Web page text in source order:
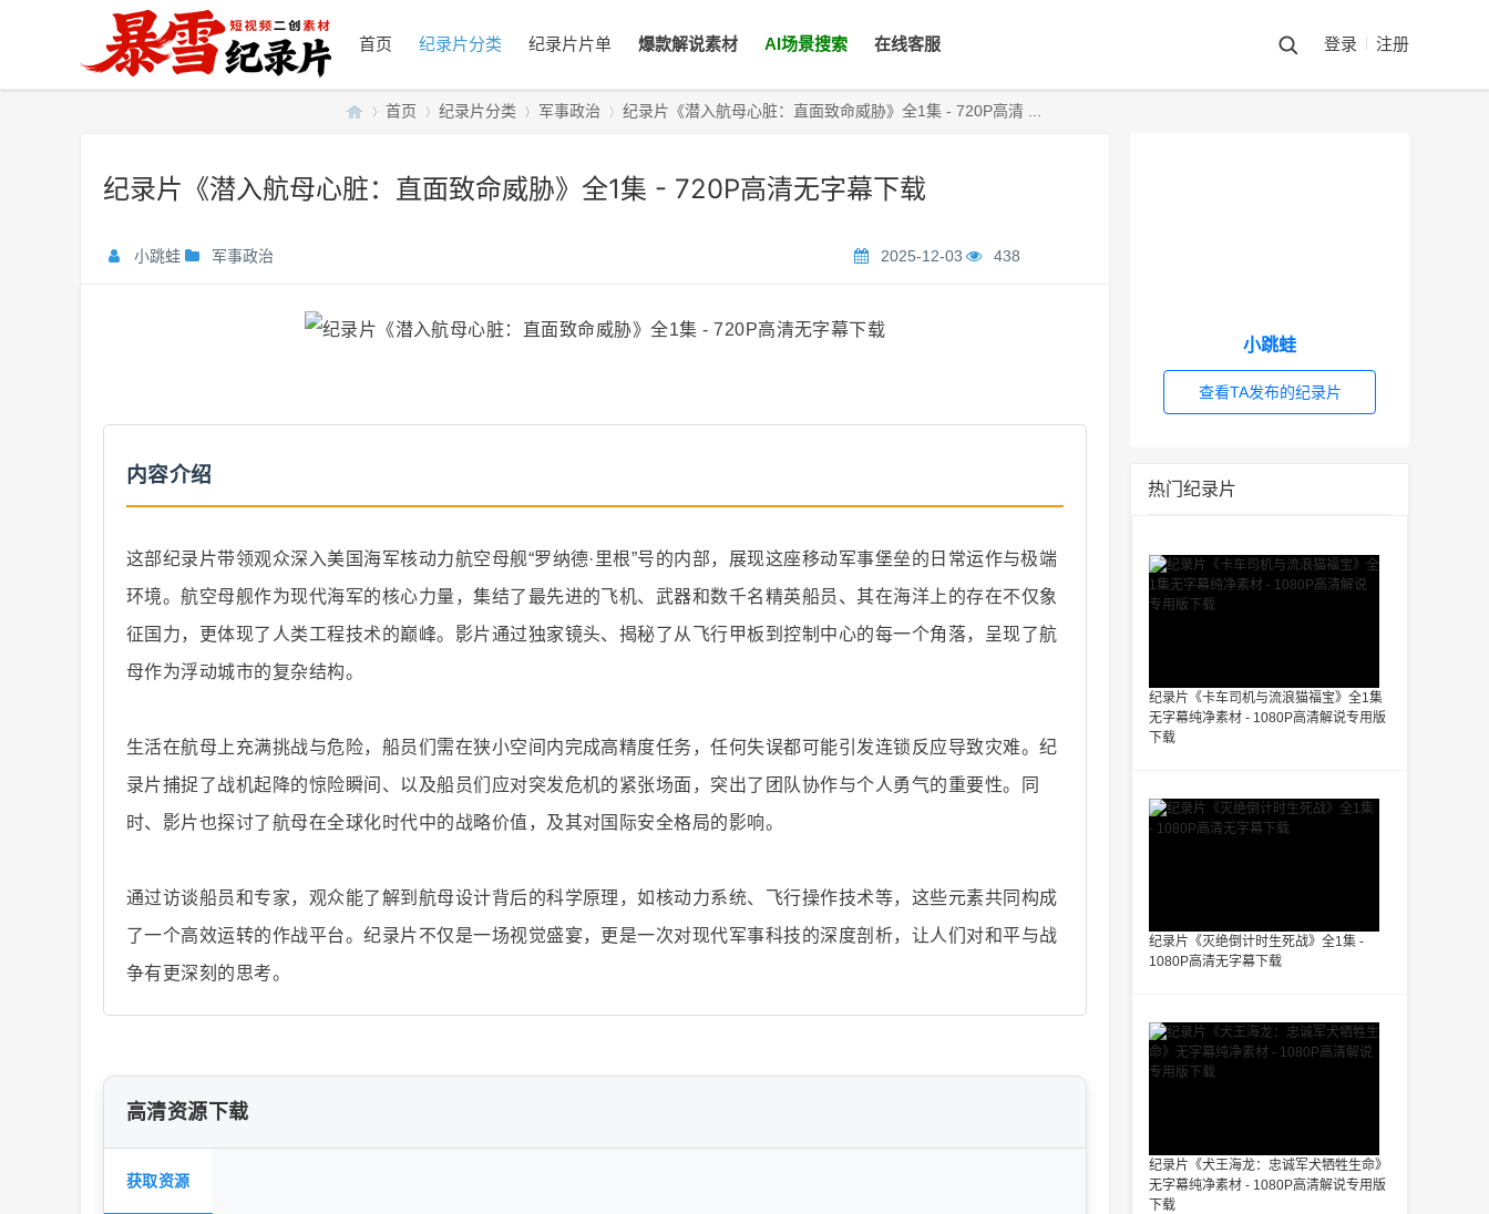
首页 纪录片分类 纪录片片单 爆款解说素材 AI场景搜索 在线客服 登录 注册
暴
雪
»
首页
›
纪录片分类
›
军事政治
›
纪录片《潜入航母心脏：直面致命威胁》全1集 - 720P高清 ...
纪录片《潜入航母心脏：直面致命威胁》全1集 - 720P高清无字幕下载
小跳蛙 军事政治 2025-12-03 438
内容介绍
这部纪录片带领观众深入美国海军核动力航空母舰“罗纳德·里根”号的内部，展现这座移动军事堡垒的日常运作与极端
环境。航空母舰作为现代海军的核心力量，集结了最先进的飞机、武器和数千名精英船员、其在海洋上的存在不仅象
征国力，更体现了人类工程技术的巅峰。影片通过独家镜头、揭秘了从飞行甲板到控制中心的每一个角落，呈现了航
母作为浮动城市的复杂结构。
生活在航母上充满挑战与危险，船员们需在狭小空间内完成高精度任务，任何失误都可能引发连锁反应导致灾难。纪
录片捕捉了战机起降的惊险瞬间、以及船员们应对突发危机的紧张场面，突出了团队协作与个人勇气的重要性。同
时、影片也探讨了航母在全球化时代中的战略价值，及其对国际安全格局的影响。
通过访谈船员和专家，观众能了解到航母设计背后的科学原理，如核动力系统、飞行操作技术等，这些元素共同构成
了一个高效运转的作战平台。纪录片不仅是一场视觉盛宴，更是一次对现代军事科技的深度剖析，让人们对和平与战
争有更深刻的思考。
高清资源下载
获取资源
小跳蛙
查看TA发布的纪录片
热门纪录片
纪录片《卡车司机与流浪猫福宝》全1集
无字幕纯净素材 - 1080P高清解说专用版
下载
纪录片《灭绝倒计时生死战》全1集 -
1080P高清无字幕下载
纪录片《犬王海龙：忠诚军犬牺牲生命》
无字幕纯净素材 - 1080P高清解说专用版
下载